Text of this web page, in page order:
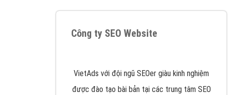
Công ty SEO Website
VietAds với đội ngũ SEOer giàu kinh nghiệm
được đào tạo bài bản tại các trung tâm SEO